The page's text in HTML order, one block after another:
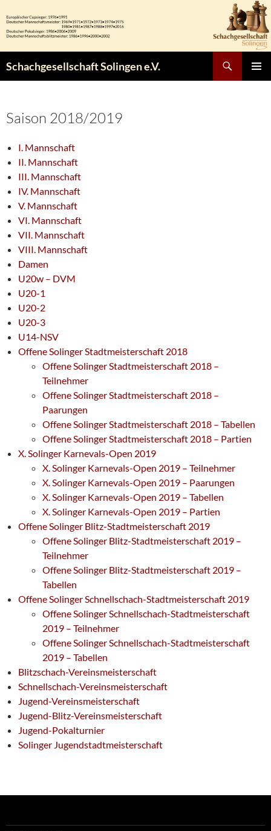
Inhalt
springen
Schachgesellschaft Solingen e.V.
Saison 2018/2019
I. Mannschaft
II. Mannschaft
III. Mannschaft
IV. Mannschaft
V. Mannschaft
VI. Mannschaft
VII. Mannschaft
VIII. Mannschaft
Damen
U20w – DVM
U20-1
U20-2
U20-3
U14-NSV
Offene Solinger Stadtmeisterschaft 2018
Offene Solinger Stadtmeisterschaft 2018 –
Teilnehmer
Offene Solinger Stadtmeisterschaft 2018 –
Paarungen
Offene Solinger Stadtmeisterschaft 2018 – Tabellen
Offene Solinger Stadtmeisterschaft 2018 – Partien
X. Solinger Karnevals-Open 2019
X. Solinger Karnevals-Open 2019 – Teilnehmer
X. Solinger Karnevals-Open 2019 – Paarungen
X. Solinger Karnevals-Open 2019 – Tabellen
X. Solinger Karnevals-Open 2019 – Partien
Offene Solinger Blitz-Stadtmeisterschaft 2019
Offene Solinger Blitz-Stadtmeisterschaft 2019 –
Teilnehmer
Offene Solinger Blitz-Stadtmeisterschaft 2019 –
Tabellen
Offene Solinger Schnellschach-Stadtmeisterschaft 2019
Offene Solinger Schnellschach-Stadtmeisterschaft
2019 – Teilnehmer
Offene Solinger Schnellschach-Stadtmeisterschaft
2019 – Tabellen
Blitzschach-Vereinsmeisterschaft
Schnellschach-Vereinsmeisterschaft
Jugend-Vereinsmeisterschaft
Jugend-Blitz-Vereinsmeisterschaft
Jugend-Pokalturnier
Solinger Jugendstadtmeisterschaft